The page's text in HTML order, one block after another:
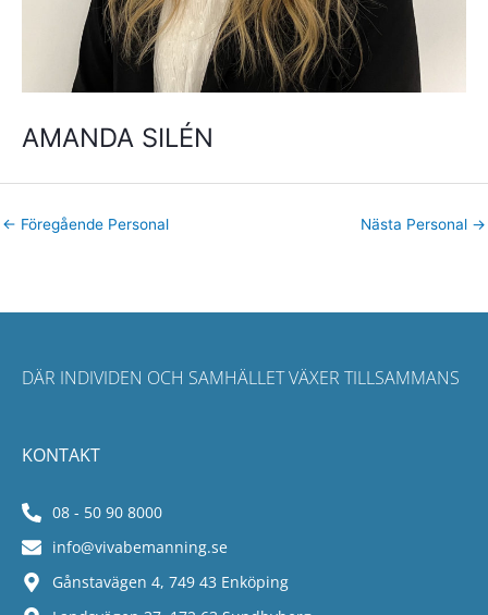
AMANDA SILÉN
← Föregående Personal Nästa Personal →
DÄR INDIVIDEN OCH SAMHÄLLET VÄXER TILLSAMMANS
KONTAKT
08 - 50 90 8000
info@vivabemanning.se
Gånstavägen 4, 749 43 Enköping